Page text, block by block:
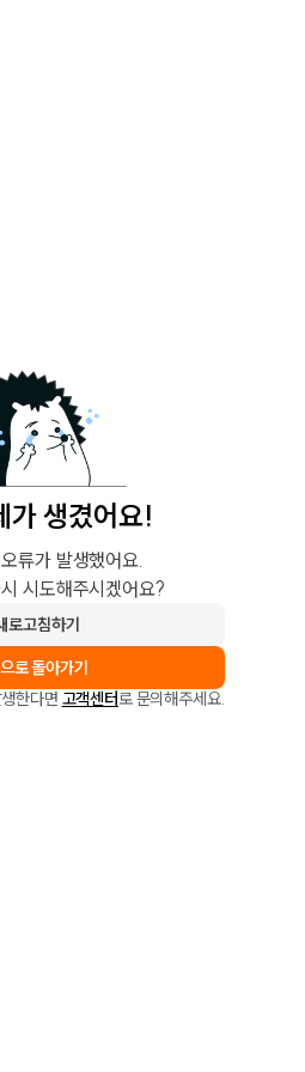
가 생겼어요!
류가 발생했어요.
시도해주시겠어요?
로고침하기
로 돌아가기
한다면 고객센터로 문의해주세요.